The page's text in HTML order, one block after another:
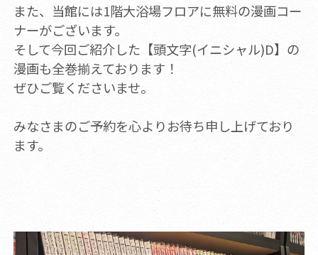
また、当館には1階大浴場フロアに無料の漫画コー
ナーがございます。
そして今回ご紹介した【頭文字(イニシャル)D】の
漫画も全巻揃えております！
ぜひご覧くださいませ。
みなさまのご予約を心よりお待ち申し上げており
ます。